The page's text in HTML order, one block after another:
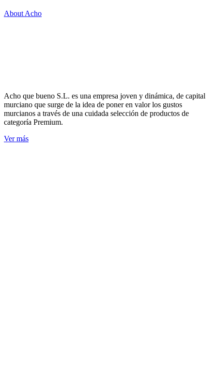
About Acho
Acho que bueno S.L. es una empresa joven y dinámica, de capital
murciano que surge de la idea de poner en valor los gustos
murcianos a través de una cuidada selección de productos de
categoría Premium.
Ver más